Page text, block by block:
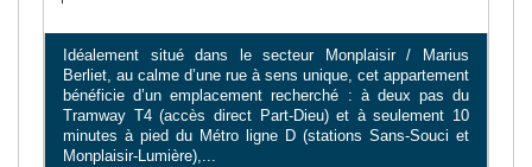
Idéalement situé dans le secteur Monplaisir / Marius
Berliet, au calme d’une rue à sens unique, cet appartement
bénéficie d’un emplacement recherché : à deux pas du
Tramway T4 (accès direct Part-Dieu) et à seulement 10
minutes à pied du Métro ligne D (stations Sans-Souci et
Monplaisir-Lumière),...